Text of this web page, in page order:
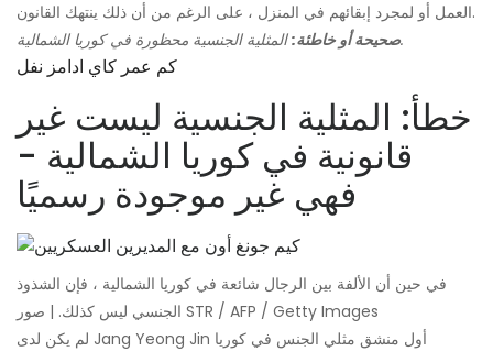
العمل أو لمجرد إبقائهم في المنزل ، على الرغم من أن ذلك ينتهك القانون.
صحيحة أو خاطئة:المثلية الجنسية محظورة في كوريا الشمالية.
كم عمر كاي ادامز نفل
خطأ: المثلية الجنسية ليست غير
قانونية في كوريا الشمالية -
فهي غير موجودة رسميًا
في حين أن الألفة بين الرجال شائعة في كوريا الشمالية ، فإن الشذوذ
الجنسي ليس كذلك. | صور STR / AFP / Getty Images
لم يكن لدى Jang Yeong Jin أول منشق مثلي الجنس في كوريا